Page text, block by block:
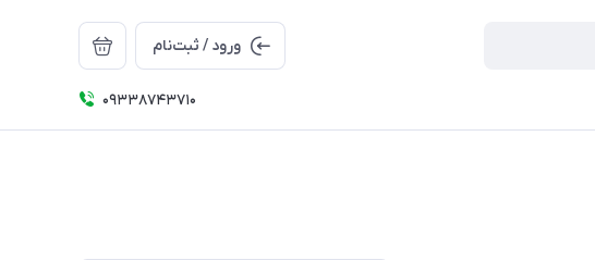
ورود / ثبت‌نام
09338743710